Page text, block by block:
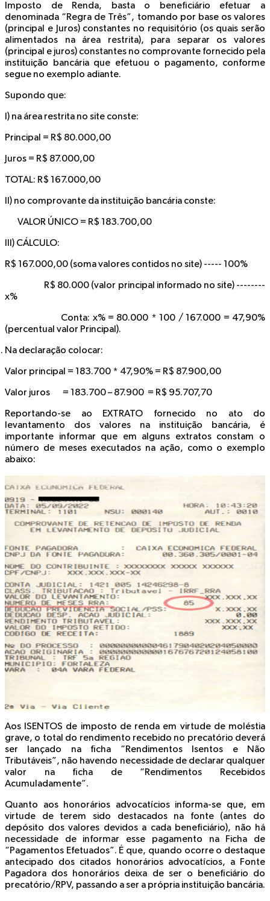
Imposto de Renda, basta o beneficiário efetuar a
denominada “Regra de Três”, tomando por base os valores
(principal e Juros) constantes no requisitório (os quais serão
alimentados na área restrita), para separar os valores
(principal e juros) constantes no comprovante fornecido pela
instituição bancária que efetuou o pagamento, conforme
segue no exemplo adiante.
Supondo que:
I) na área restrita no site conste:
Principal = R$ 80.000,00
Juros = R$ 87.000,00
TOTAL: R$ 167.000,00
II) no comprovante da instituição bancária conste:
VALOR ÚNICO = R$ 183.700,00
III) CÁLCULO:
R$ 167.000,00 (soma valores contidos no site) ----- 100%
R$ 80.000 (valor principal informado no site) --------
x%
Conta: x% = 80.000 * 100 / 167.000 = 47,90%
(percentual valor Principal).
Na declaração colocar:
Valor principal = 183.700 * 47,90% = R$ 87.900,00
Valor juros = 183.700 – 87.900 = R$ 95.707,70
Reportando-se ao EXTRATO fornecido no ato do
levantamento dos valores na instituição bancária, é
importante informar que em alguns extratos constam o
número de meses executados na ação, como o exemplo
abaixo:
Aos ISENTOS de imposto de renda em virtude de moléstia
grave, o total do rendimento recebido no precatório deverá
ser lançado na ficha “Rendimentos Isentos e Não
Tributáveis”, não havendo necessidade de declarar qualquer
valor na ficha de “Rendimentos Recebidos
Acumuladamente”.
Quanto aos honorários advocatíciosinforma-se que, em
virtude de terem sido destacados na fonte (antes do
depósito dos valores devidos a cada beneficiário), não há
necessidade
de informar esse pagamento na Ficha de
“Pagamentos Efetuados”. É que, quando ocorre o destaque
antecipado dos citados honorários advocatícios, a Fonte
Pagadora dos honorários deixa de ser o beneficiário do
precatório/RPV, passando a ser a própria instituição bancária.